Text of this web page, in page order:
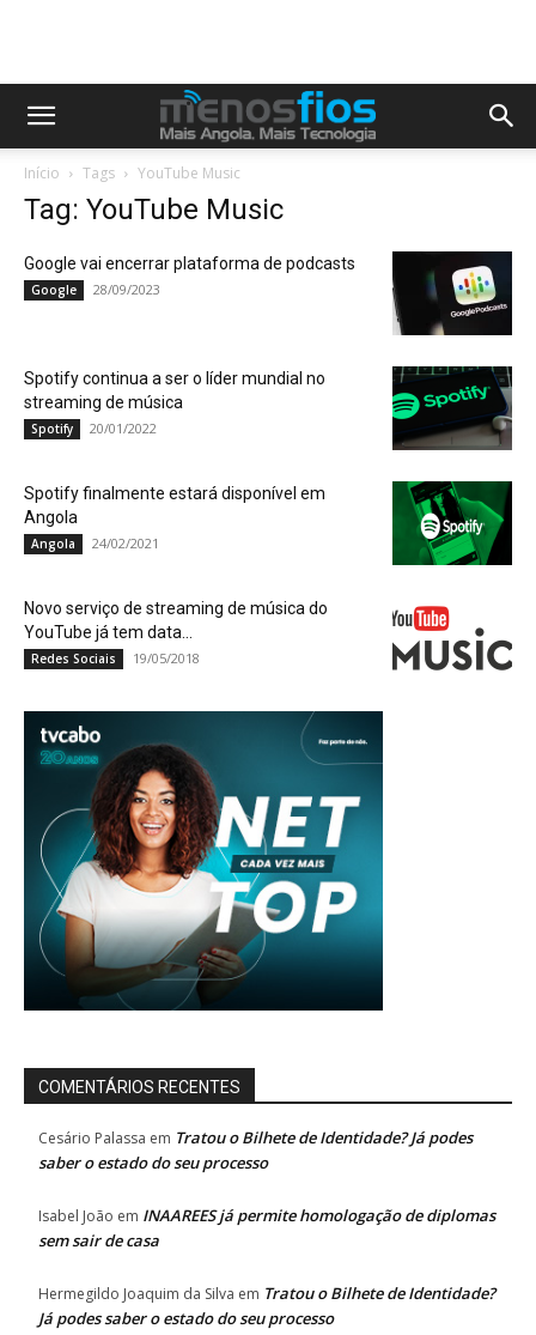
Início Tags YouTube Music
Tag: YouTube Music
Google vai encerrar plataforma de podcasts
Google 28/09/2023
Spotify continua a ser o líder mundial no
streaming de música
Spotify 20/01/2022
Spotify finalmente estará disponível em
Angola
Angola 24/02/2021
Novo serviço de streaming de música do
YouTube já tem data...
Redes Sociais 19/05/2018
COMENTÁRIOS RECENTES
Cesário Palassa em Tratou o Bilhete de Identidade? Já podes
saber o estado do seu processo
Isabel João em INAAREES já permite homologação de diplomas
sem sair de casa
Hermegildo Joaquim da Silva em Tratou o Bilhete de Identidade?
Já podes saber o estado do seu processo